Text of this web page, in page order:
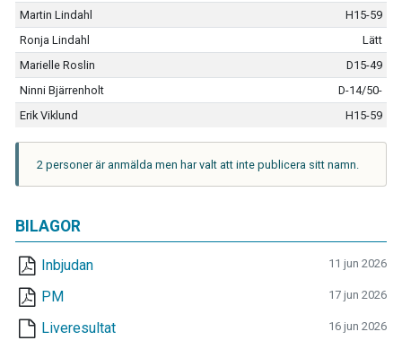
Martin Lindahl
H15-59
Ronja Lindahl
Lätt
Marielle Roslin
D15-49
Ninni Bjärrenholt
D-14/50-
Erik Viklund
H15-59
2 personer är anmälda men har valt att inte publicera sitt namn.
BILAGOR
Inbjudan 11 jun 2026
PM 17 jun 2026
Liveresultat 16 jun 2026